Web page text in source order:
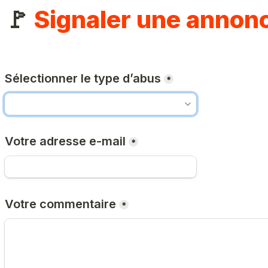
🚩 Signaler une
Sélectionner le type d’abus *
Votre adresse e-mail *
Votre commentaire *